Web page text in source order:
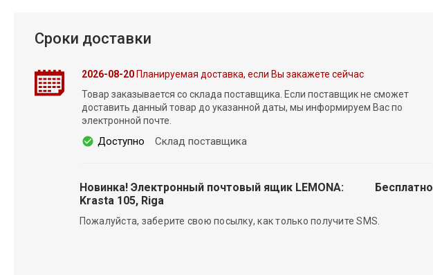
Сроки доставки
2026-08-20Планируемая доставка, если Вы закажете сейчас
Товар заказывается со склада поставщика. Если поставщик не сможет
доставить данный товар до указанной даты, мы информируем Вас по
электронной почте.
Доступно Склад поставщика
Новинка! Электронный почтовый ящик LEMONA:
Krasta 105, Riga
Бесплатно
Пожалуйста, заберите свою посылку, как только получите SMS.